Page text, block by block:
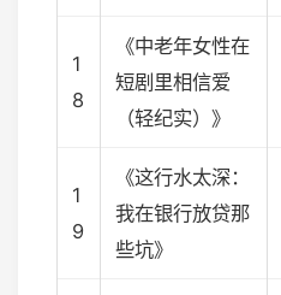
1
8
《中老年女性在
短剧里相信爱
（轻纪实）》
1
9
《这行水太深：
我在银行放贷那
些坑》